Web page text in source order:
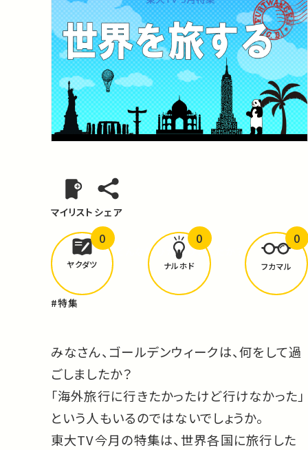
マイリスト シェア
どんな学びがありましたか？
ヤクダツ
0
ナルホド
0
フカマル
0
#特集
みなさん、ゴールデンウィークは、何をして過
ごしましたか？
「海外旅行に行きたかったけど行けなかった」
という人もいるのではないでしょうか。
東大TV今月の特集は、世界各国に旅行した